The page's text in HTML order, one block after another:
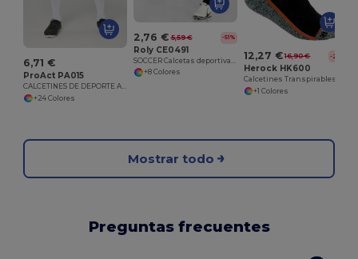
6,71 €
ProAct PA015
CALCETINES DE DEPORTE A RAYAS
+24 Colores
2,76 € 5,59 € -51%
Roly CE0491
+8 Colores
12,27 € 16,90 € -27%
Herock HK600
+1 Colores
Mostrar todo
Preguntas frecuentes